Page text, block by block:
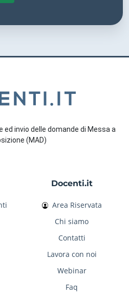
ed invio delle domande di Messa a
(MAD)
Docenti.it
Area Riservata
Chi siamo
Contatti
Lavora con noi
Webinar
Faq